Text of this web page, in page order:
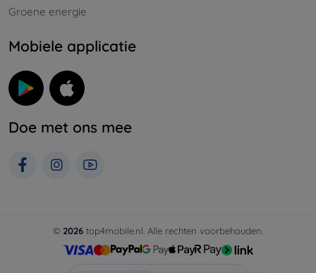
Groene energie
Mobiele applicatie
Doe met ons mee
© 2026 top4mobile.nl. Alle rechten voorbehouden.